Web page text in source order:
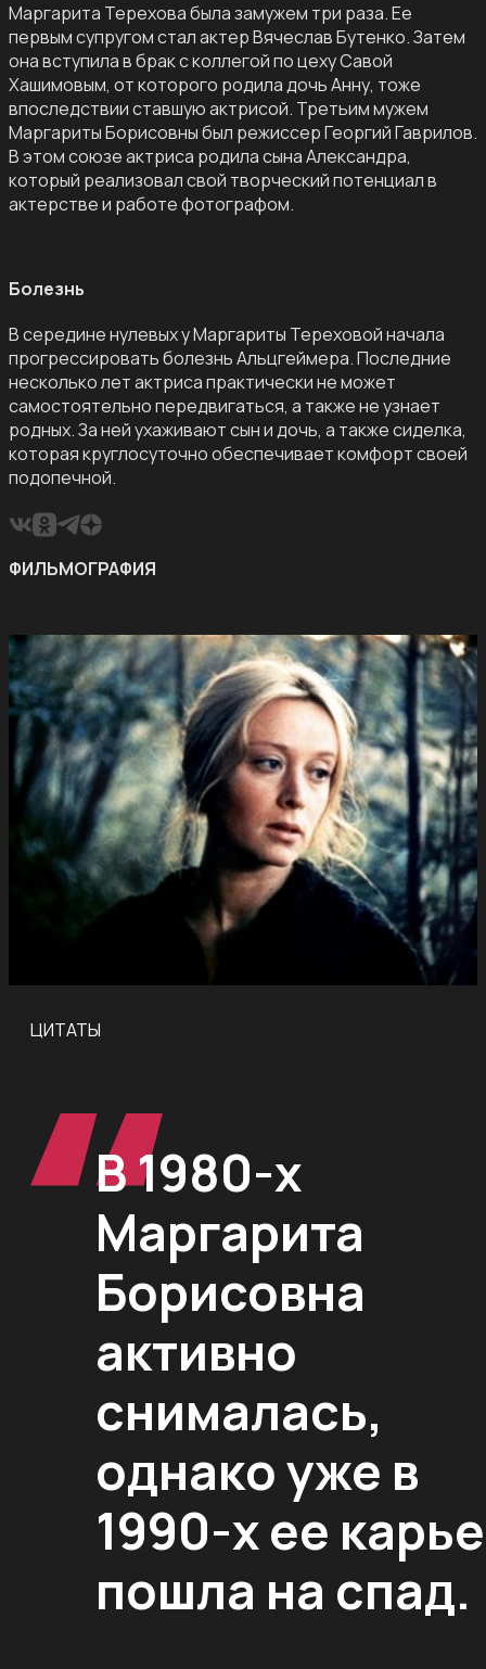
Маргарита Терехова была замужем три раза. Ее
первым супругом стал актер Вячеслав Бутенко. Затем
она вступила в брак с коллегой по цеху Савой
Хашимовым, от которого родила дочь Анну, тоже
впоследствии ставшую актрисой. Третьим мужем
Маргариты Борисовны был режиссер Георгий Гаврилов.
В этом союзе актриса родила сына Александра,
который реализовал свой творческий потенциал в
актерстве и работе фотографом.
Болезнь
В середине нулевых у Маргариты Тереховой начала
прогрессировать болезнь Альцгеймера. Последние
несколько лет актриса практически не может
самостоятельно передвигаться, а также не узнает
родных. За ней ухаживают сын и дочь, а также сиделка,
которая круглосуточно обеспечивает комфорт своей
подопечной.
ФИЛЬМОГРАФИЯ
ЦИТАТЫ
В 1980-х
Маргарита
Борисовна
активно
снималась,
однако уже в
1990-х ее
пошла на спад.